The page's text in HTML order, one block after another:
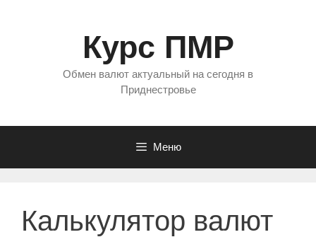
Курс ПМР
Обмен валют актуальный на сегодня в
Приднестровье
Меню
Калькулятор валют